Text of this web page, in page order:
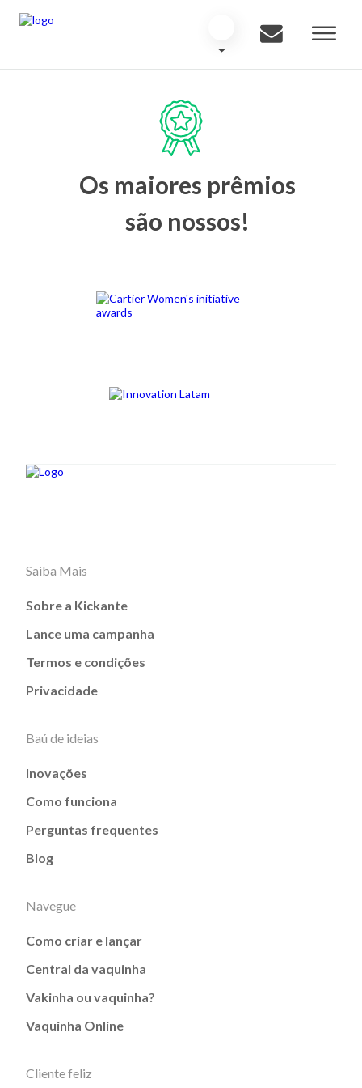
Os maiores prêmios
são nossos!
Saiba Mais
Sobre a Kickante
Lance uma campanha
Termos e condições
Privacidade
Baú de ideias
Inovações
Como funciona
Perguntas frequentes
Blog
Navegue
Como criar e lançar
Central da vaquinha
Vakinha ou vaquinha?
Vaquinha Online
Cliente feliz